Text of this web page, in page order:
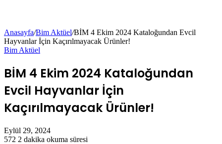
Anasayfa/Bim Aktüel/BİM 4 Ekim 2024 Kataloğundan Evcil
Hayvanlar İçin Kaçırılmayacak Ürünler!
Bim Aktüel
BİM 4 Ekim 2024 Kataloğundan
Evcil Hayvanlar İçin
Kaçırılmayacak Ürünler!
Eylül 29, 2024
572 2 dakika okuma süresi